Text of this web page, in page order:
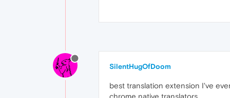
SilentHugOfDoom
best translation extension I've